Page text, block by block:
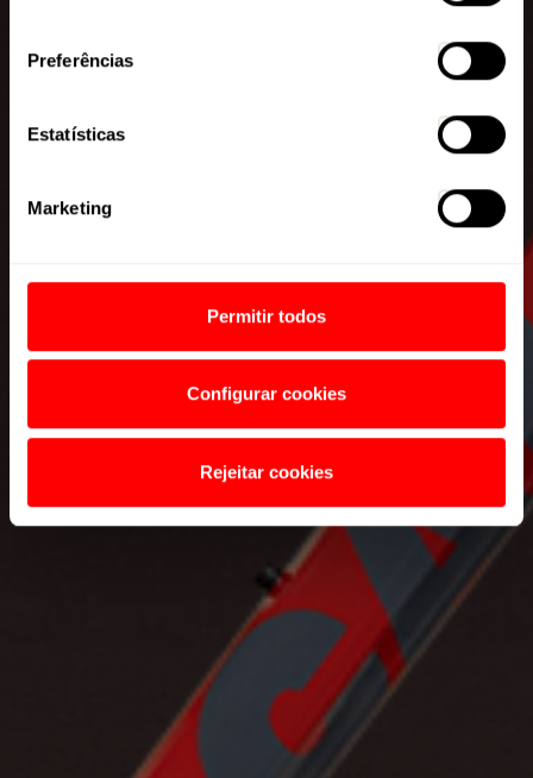
Preferências
Estatísticas
Marketing
Permitir todos
Configurar cookies
Rejeitar cookies